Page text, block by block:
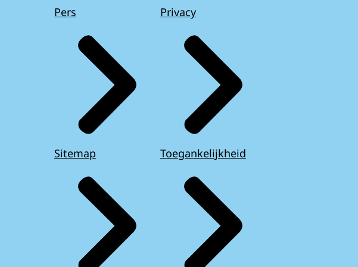
Pers
Sitemap
Privacy
Toegankelijkheid